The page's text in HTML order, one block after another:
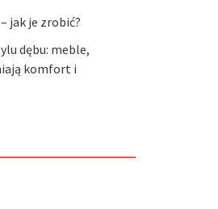
jak je zrobić?
dębu: meble,
komfort i